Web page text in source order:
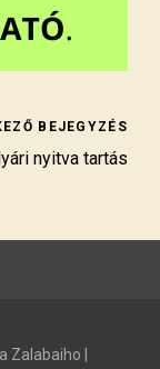
BEJEGYZÉS
nyitva tartás
|